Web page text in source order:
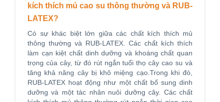
kích thích mủ cao su thông thường và RUB-
LATEX?
Có sự khác biệt lớn giữa các chất kích thích mủ
thông thường và RUB-LATEX. Các chất kích thích
làm cạn kiệt chất dinh dưỡng và khoáng chất quan
trọng của cây, từ đó rút ngắn tuổi thọ cây cao su và
tăng khả năng cây bị khô miệng cạo.Trong khi đó,
RUB-LATEX hoạt động như một chất bổ sung dinh
dưỡng và một tác nhân nuôi dưỡng cây. Các chất